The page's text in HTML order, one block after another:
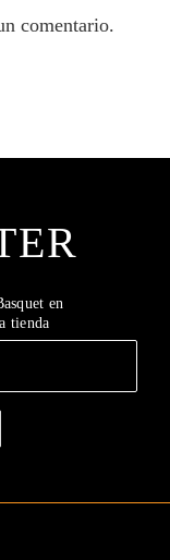
comentario.
en
tienda